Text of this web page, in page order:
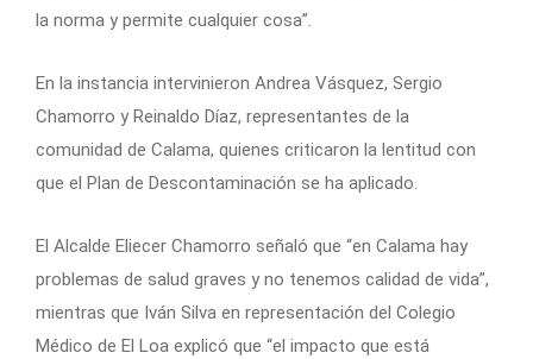
la norma y permite cualquier cosa”.
En la instancia intervinieron Andrea Vásquez, Sergio
Chamorro y Reinaldo Díaz, representantes de la
comunidad de Calama, quienes criticaron la lentitud con
que el Plan de Descontaminación se ha aplicado.
El Alcalde Eliecer Chamorro señaló que “en Calama hay
problemas de salud graves y no tenemos calidad de vida”,
mientras que Iván Silva en representación del Colegio
Médico de El Loa explicó que “el impacto que está